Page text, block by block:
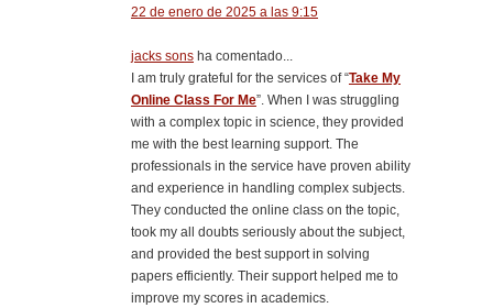
22 de enero de 2025 a las 9:15
jacks sons ha comentado...
I am truly grateful for the services of “Take My
Online Class For Me”. When I was struggling
with a complex topic in science, they provided
me with the best learning support. The
professionals in the service have proven ability
and experience in handling complex subjects.
They conducted the online class on the topic,
took my all doubts seriously about the subject,
and provided the best support in solving
papers efficiently. Their support helped me to
improve my scores in academics.